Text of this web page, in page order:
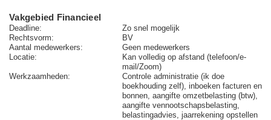
Vakgebied Financieel
Deadline:
Zo snel mogelijk
Rechtsvorm:
BV
Aantal medewerkers:
Geen medewerkers
Locatie:
Kan volledig op afstand (telefoon/e-
mail/Zoom)
Werkzaamheden:
Controle administratie (ik doe
boekhouding zelf), inboeken facturen en
bonnen, aangifte omzetbelasting (btw),
aangifte vennootschapsbelasting,
belastingadvies, jaarrekening opstellen